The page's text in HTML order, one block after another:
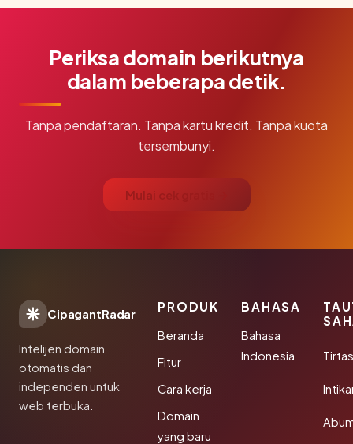
Periksa domain berikutnya
dalam beberapa detik.
Tanpa pendaftaran. Tanpa kartu kredit. Tanpa kuota
tersembunyi.
Mulai cek gratis →
CipagantRadar
Intelijen domain
otomatis dan
independen untuk
web terbuka.
PRODUK
Beranda
Fitur
Cara kerja
Domain
yang baru
BAHASA
Bahasa
Indonesia